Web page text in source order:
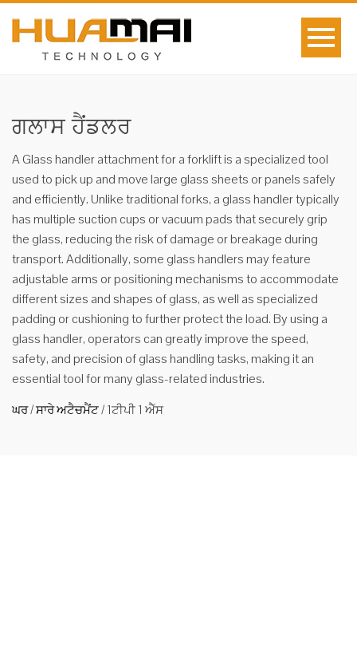
ਗਲਾਸ ਹੈਂਡਲਰ
A Glass handler attachment for a forklift is a specialized tool
used to pick up and move large glass sheets or panels safely
and efficiently. Unlike traditional forks, a glass handler typically
has multiple suction cups or vacuum pads that securely grip
the glass, reducing the risk of damage or breakage during
transport. Additionally, some glass handlers may feature
adjustable arms or positioning mechanisms to accommodate
different sizes and shapes of glass, as well as specialized
padding or cushioning to further protect the load. By using a
glass handler, operators can greatly improve the speed,
safety, and precision of glass handling tasks, making it an
essential tool for many glass-related industries.
ਘਰ/ਸਾਰੇ ਅਟੈਚਮੈਂਟ/ 1ਟੀਪੀ 1 ਐੱਸ